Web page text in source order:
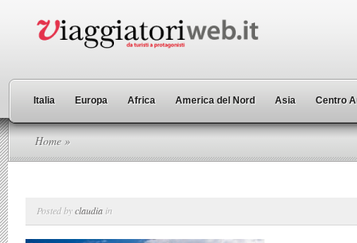
Italia Europa Africa America del Nord Asia Centro
Home »
Posted byclaudia in